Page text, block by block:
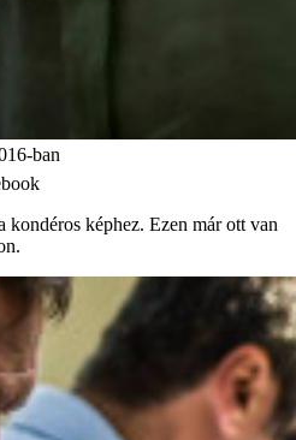
ban
képhez. Ezen már ott van